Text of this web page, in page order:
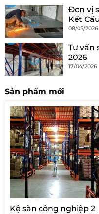
Đơn vị
Kết
08/05/2026
Tư vấn
2026
17/04/2026
Sản phẩm mới
Kệ sàn công nghiệp 2